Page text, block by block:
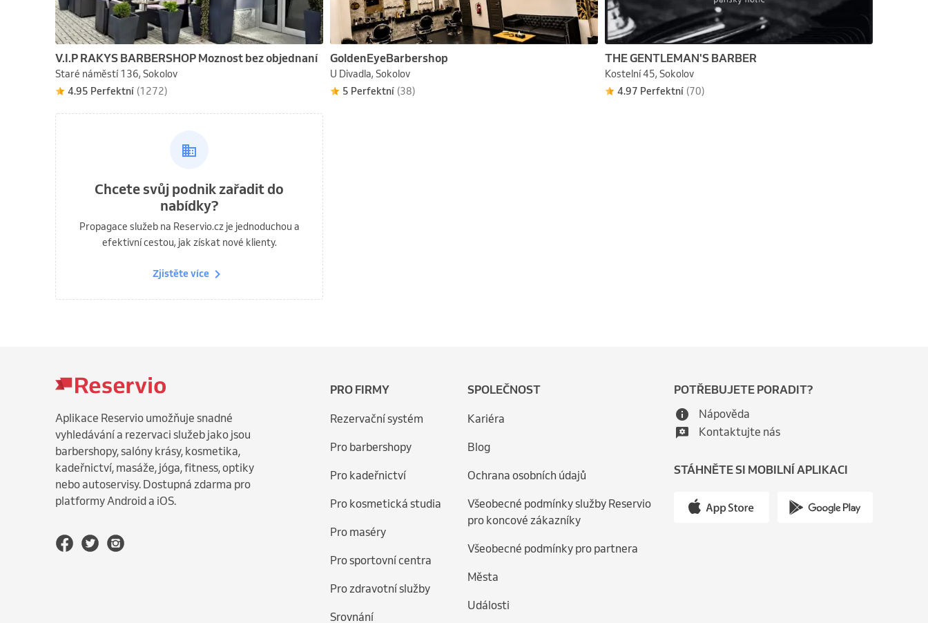
V.I.P RAKYS BARBERSHOP Moznost bez objednaní
Staré náměstí 136, Sokolov
4.95 Perfektní (1272)
GoldenEyeBarbershop
U Divadla, Sokolov
5 Perfektní (38)
THE GENTLEMAN'S BARBER
Kostelní 45, Sokolov
4.97 Perfektní (70)
Chcete svůj podnik zařadit do
nabídky?
Propagace služeb na Reservio.cz je jednoduchou a
efektivní cestou, jak získat nové klienty.
Zjistěte více
Aplikace Reservio umožňuje snadné
vyhledávání a rezervaci služeb jako jsou
barbershopy, salóny krásy, kosmetika,
kadeřnictví, masáže, jóga, fitness, optiky
nebo autoservisy. Dostupná zdarma pro
platformy Android a iOS.
PRO FIRMY
Rezervační systém
Pro barbershopy
Pro kadeřnictví
Pro kosmetická studia
Pro maséry
Pro sportovní centra
Pro zdravotní služby
Srovnání
SPOLEČNOST
Kariéra
Blog
Ochrana osobních údajů
Všeobecné podmínky služby Reservio
pro koncové zákazníky
Všeobecné podmínky pro partnera
Města
Události
POTŘEBUJETE PORADIT?
Nápověda
Kontaktujte nás
STÁHNĚTE SI MOBILNÍ APLIKACI